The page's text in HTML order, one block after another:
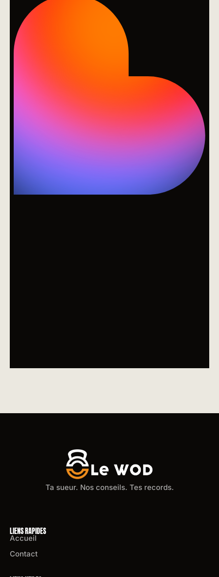
Ta sueur. Nos conseils. Tes records.
LIENS RAPIDES
Accueil
Contact